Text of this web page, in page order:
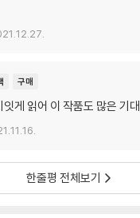
움을 벌이는 곳이라는 사실을
회의 부패와 위선, 인종과 사
는 그릇된 남성주의와 만연한
편에 있는 우리나라에서도 흔
개들』은 여전히 통렬한 사
구매
게 읽어 이 작품도 많은 기
한줄평 전체보기